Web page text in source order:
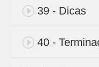
39 - Dicas
40 -